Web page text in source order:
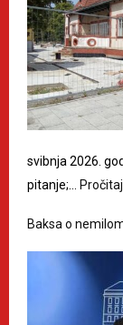
svibnja 2026.
pitanje;…
Baksa o